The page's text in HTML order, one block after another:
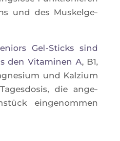
und des Mus­kel­ge­
Gel-Sticks sind
den Vita­mi­nen A, B1,
und Kal­zium
die ange­
ein­ge­nom­men